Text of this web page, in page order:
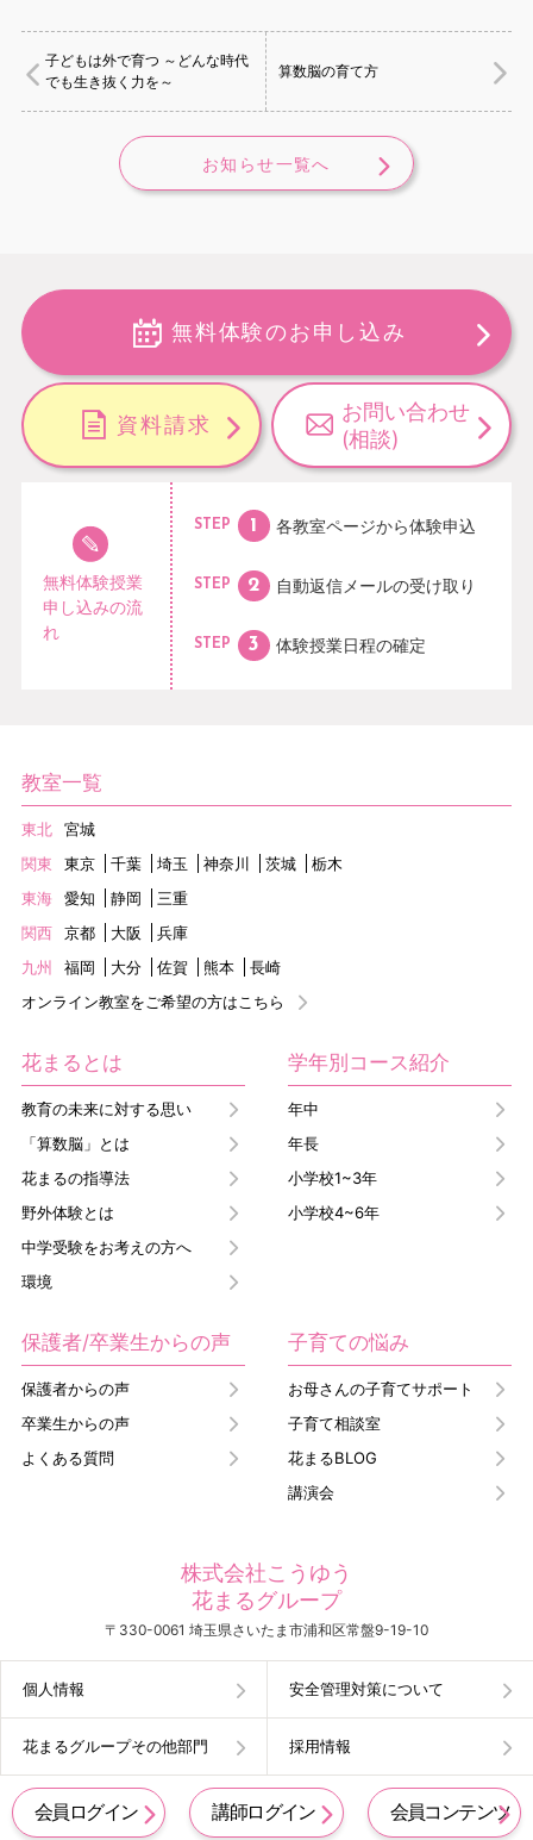
子どもは外で育つ ～どんな時代
でも生き抜く力を～
算数脳の育て方
お知らせ一覧へ
無料体験のお申し込み
資料請求
お問い合わせ
(相談)
無料体験授業
申し込みの流
れ
STEP 各教室ページから体験申込
STEP 自動返信メールの受け取り
STEP 体験授業日程の確定
教室一覧
東北
宮城
関東
東京 千葉 埼玉 神奈川 茨城
栃木
東海
愛知 静岡
三重
関西
京都 大阪
兵庫
九州
福岡 大分 佐賀 熊本
長崎
オンライン教室をご希望の方はこちら
花まるとは
教育の未来に対する思い
「算数脳」とは
花まるの指導法
野外体験とは
中学受験をお考えの方へ
環境
学年別コース紹介
年中
年長
小学校1~3年
小学校4~6年
保護者/卒業生からの声
保護者からの声
卒業生からの声
よくある質問
子育ての悩み
お母さんの子育てサポート
子育て相談室
花まるBLOG
講演会
株式会社こうゆう
花まるグループ
〒330-0061 埼玉県さいたま市浦和区常盤9-19-10
個人情報 安全管理対策について
花まるグループその他部門 採用情報
会員ログイン 講師ログイン 会員コンテンツ